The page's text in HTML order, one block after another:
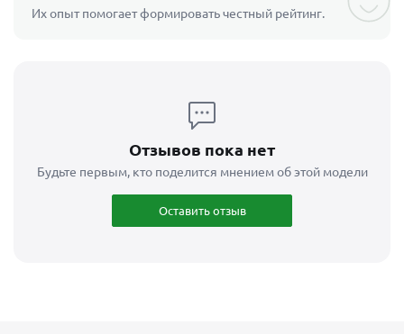
Их опыт помогает формировать честный рейтинг.
Отзывов пока нет
Будьте первым, кто поделится мнением об этой модели
Оставить отзыв